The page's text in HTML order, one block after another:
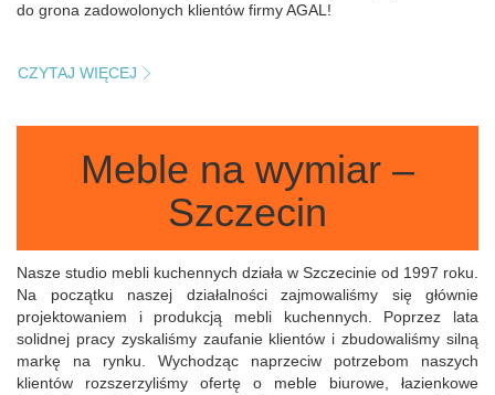
do grona zadowolonych klientów firmy AGAL!
CZYTAJ WIĘCEJ
Meble na wymiar –
Szczecin
Nasze studio mebli kuchennych działa w Szczecinie od 1997 roku.
Na początku naszej działalności zajmowaliśmy się głównie
projektowaniem i produkcją mebli kuchennych. Poprzez lata
solidnej pracy zyskaliśmy zaufanie klientów i zbudowaliśmy silną
markę na rynku. Wychodząc naprzeciw potrzebom naszych
klientów rozszerzyliśmy ofertę o meble biurowe, łazienkowe